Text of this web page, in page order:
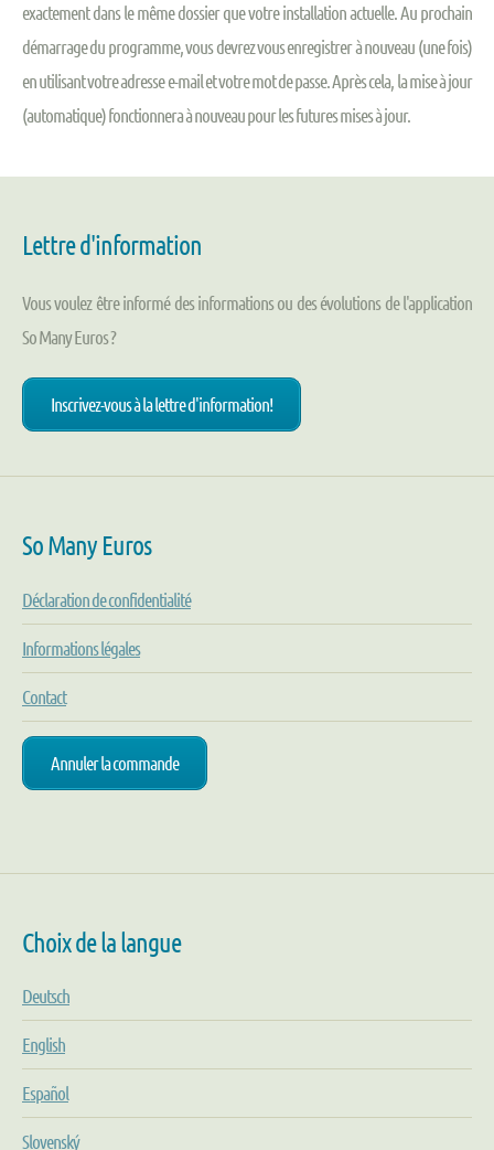
exactement dans le même dossier que votre installation actuelle. Au prochain
démarrage du programme, vous devrez vous enregistrer à nouveau (une fois)
en utilisant votre adresse e-mail et votre mot de passe. Après cela, la mise à jour
(automatique) fonctionnera à nouveau pour les futures mises à jour.
Lettre d'information
Vous voulez être informé des informations ou des évolutions de l'application
So Many Euros ?
Inscrivez-vous à la lettre d'information!
So Many Euros
Déclaration de confidentialité
Informations légales
Contact
Annuler la commande
Choix de la langue
Deutsch
English
Español
Slovenský